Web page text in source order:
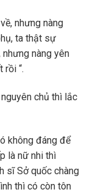
nhưng nàng
ta thật sự
nàng yên
“.
chủ thì lắc
không đáng để
là nữ nhi thì
sĩ Sở quốc chàng
thì có còn tôn